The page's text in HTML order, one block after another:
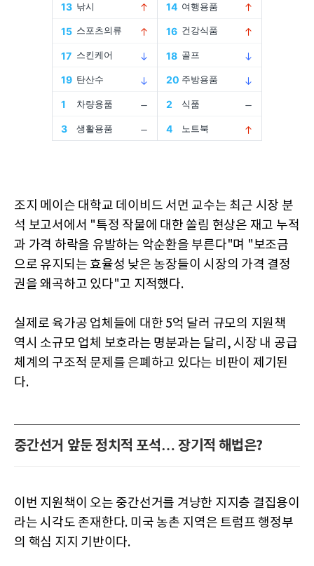
조지 메이슨 대학교 데이비드 서먼 교수는 최근 시장 분
석 보고서에서 "특정 작물에 대한 쏠림 현상은 재고 누적
과 가격 하락을 유발하는 악순환을 부른다"며 "보조금
으로 유지되는 효율성 낮은 농장들이 시장의 가격 결정
권을 왜곡하고 있다"고 지적했다.
실제로 육가공 업체들에 대한 5억 달러 규모의 지원책
역시 소규모 업체 보호라는 명분과는 달리, 시장 내 공급
체계의 구조적 문제를 은폐하고 있다는 비판이 제기된
다.
중간선거 앞둔 정치적 포석… 장기적 해법은?
이번 지원책이 오는 중간선거를 겨냥한 지지층 결집용이
라는 시각도 존재한다. 미국 농촌 지역은 트럼프 행정부
의 핵심 지지 기반이다.